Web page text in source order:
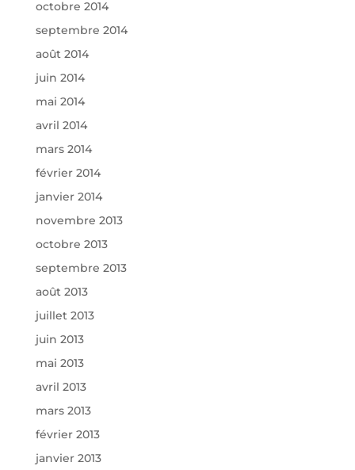
octobre 2014
septembre 2014
août 2014
juin 2014
mai 2014
avril 2014
mars 2014
février 2014
janvier 2014
novembre 2013
octobre 2013
septembre 2013
août 2013
juillet 2013
juin 2013
mai 2013
avril 2013
mars 2013
février 2013
janvier 2013